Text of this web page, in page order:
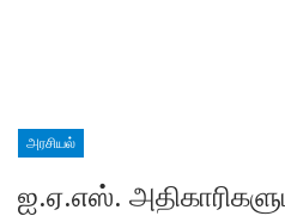
அரசியல்
ஐ.ஏ.எஸ்.